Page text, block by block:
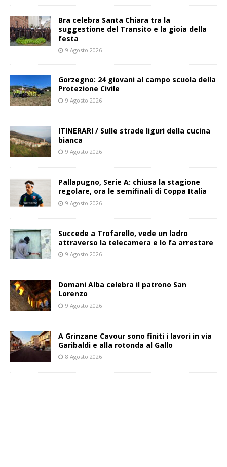
Bra celebra Santa Chiara tra la
suggestione del Transito e la gioia della
festa
9 Agosto 2026
Gorzegno: 24 giovani al campo scuola della
Protezione Civile
9 Agosto 2026
ITINERARI / Sulle strade liguri della cucina
bianca
9 Agosto 2026
Pallapugno, Serie A: chiusa la stagione
regolare, ora le semifinali di Coppa Italia
9 Agosto 2026
Succede a Trofarello, vede un ladro
attraverso la telecamera e lo fa arrestare
9 Agosto 2026
Domani Alba celebra il patrono San
Lorenzo
9 Agosto 2026
A Grinzane Cavour sono finiti i lavori in via
Garibaldi e alla rotonda al Gallo
8 Agosto 2026